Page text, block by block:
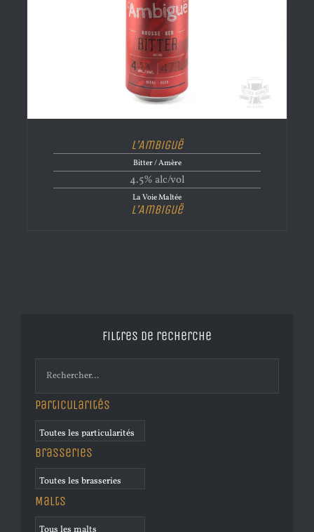
L’Ambiguë
Bitter / Amère
4.5% alc/vol
La Voie Maltée
L’Ambiguë
Filtres de recherche
Particularités
Brasseries
Malts